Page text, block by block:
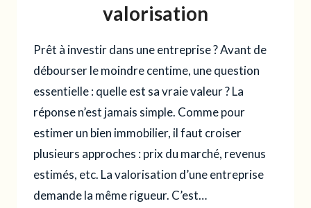
valorisation
Prêt à investir dans une entreprise ? Avant de
débourser le moindre centime, une question
essentielle : quelle est sa vraie valeur ? La
réponse n’est jamais simple. Comme pour
estimer un bien immobilier, il faut croiser
plusieurs approches : prix du marché, revenus
estimés, etc. La valorisation d’une entreprise
demande la même rigueur. C’est…